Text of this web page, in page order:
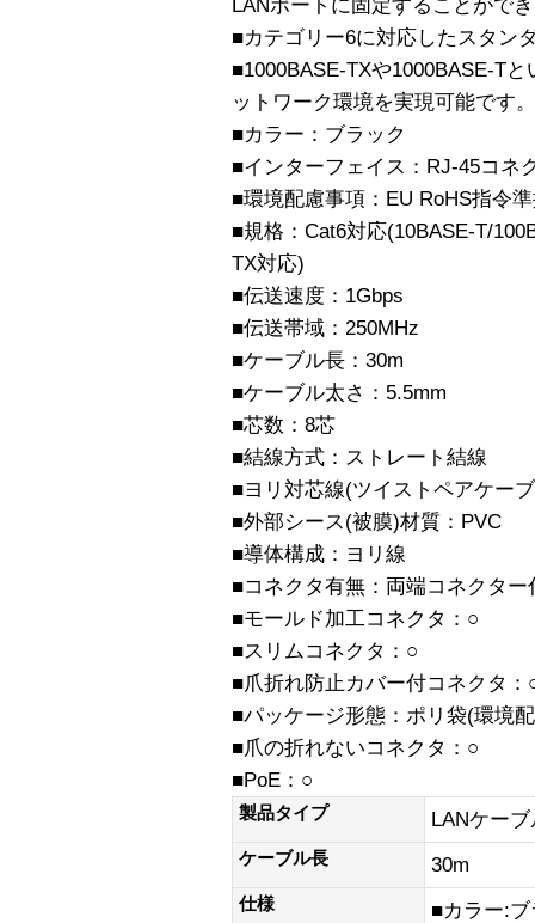
LANポートに固定することがで
■カテゴリー6に対応したスタン
■1000BASE-TXや1000BASE-T
ットワーク環境を実現可能です。
■カラー：ブラック
■インターフェイス：RJ-45コネ
■環境配慮事項：EU RoHS指令
■規格：Cat6対応(10BASE-T/
TX対応)
■伝送速度：1Gbps
■伝送帯域：250MHz
■ケーブル長：30m
■ケーブル太さ：5.5mm
■芯数：8芯
■結線方式：ストレート結線
■ヨリ対芯線(ツイストペアケー
■外部シース(被膜)材質：PVC
■導体構成：ヨリ線
■コネクタ有無：両端コネクター
■モールド加工コネクタ：○
■スリムコネクタ：○
■爪折れ防止カバー付コネクタ：
■パッケージ形態：ポリ袋(環境
■爪の折れないコネクタ：○
■PoE：○
製品タイプ LANケーブ
ケーブル長 30m
仕様
■カラー: